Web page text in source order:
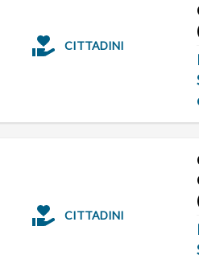
CITTADINI
CITTADINI